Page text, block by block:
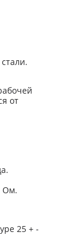
от
Ом.
25 + -